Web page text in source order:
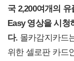
국 2,200여개의
Easy 영상을 시청
다. 몰카감지카드
위한 셀로판 카드